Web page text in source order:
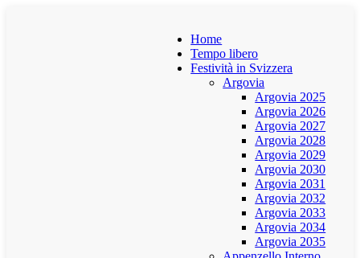
Home
Tempo libero
Festività in Svizzera
Argovia
Argovia 2025
Argovia 2026
Argovia 2027
Argovia 2028
Argovia 2029
Argovia 2030
Argovia 2031
Argovia 2032
Argovia 2033
Argovia 2034
Argovia 2035